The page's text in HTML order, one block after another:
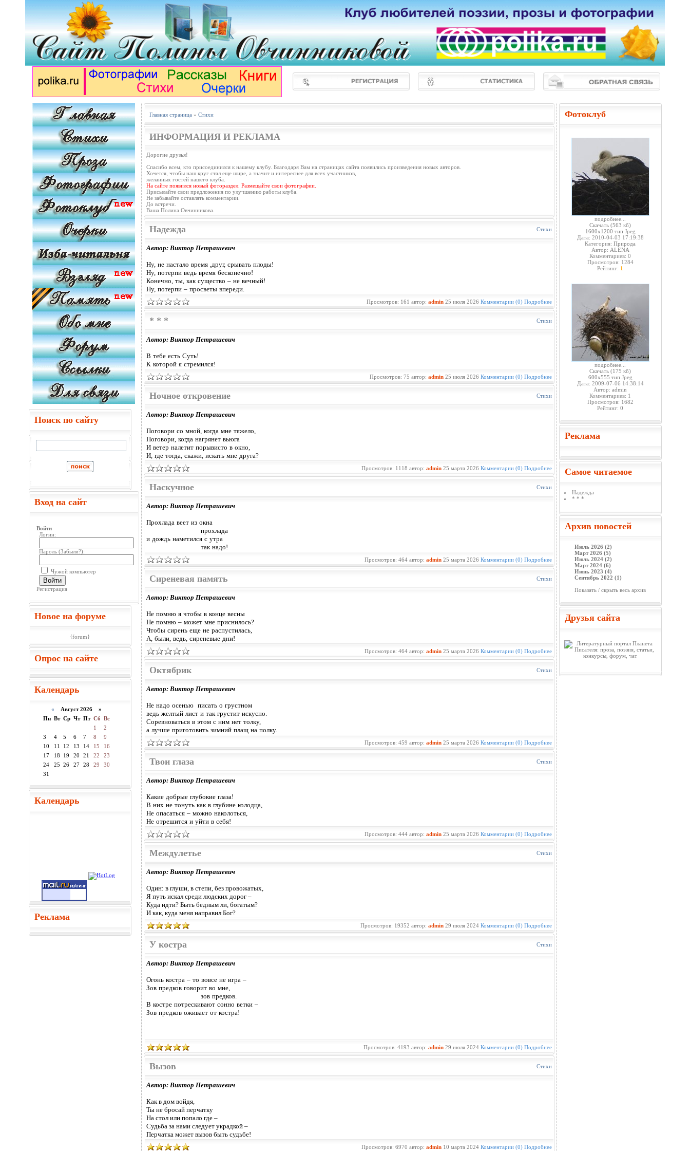
Поиск по сайту
Вход на сайт
Войти
Логин:
Пароль (Забыли?):
Чужой компьютер
Войти
Регистрация
Новое на форуме
{forum}
Опрос на сайте
Календарь
« Август 2026 »
Пн Вт Ср Чт Пт Сб Вс
1
2
3
4 5 6 7 8
9
10
11 12 13 14 15
16
17
18 19 20 21 22
23
24
25 26 27 28 29
30
31
Календарь
Реклама
Главная страница » Стихи
ИНФОРМАЦИЯ И РЕКЛАМА
Дорогие друзья!
Спасибо всем, кто присоединился к нашему клубу. Благодаря Вам на страницах сайта появились произведения новых авторов.
Хочется, чтобы наш круг стал еще шире, а значит и интереснее для всех участников,
желанных гостей нашего клуба.
На сайте появился новый фотораздел. Размещайте свои фотографии.
Присылайте свои предложения по улучшению работы клуба.
Не забывайте оставлять комментарии.
До встречи.
Ваша Полина Овчинникова.
Надежда Стихи
Автор: Виктор Петрашевич
Ну, не настало время ,друг, срывать плоды!
Ну, потерпи ведь время бесконечно!
Конечно, ты, как существо – не вечный!
Ну, потерпи – просветы впереди.
Просмотров: 161 автор: admin25 июля 2026 Комментарии (0) Подробнее
* * * Стихи
Автор: Виктор Петрашевич
В тебе есть Суть!
К которой я стремился!
Просмотров: 75 автор: admin25 июля 2026 Комментарии (0) Подробнее
Ночное откровение Стихи
Автор: Виктор Петрашевич
Поговори со мной, когда мне тяжело,
Поговори, когда нагрянет вьюга
И ветер налетит порывисто в окно,
И, где тогда, скажи, искать мне друга?
Просмотров: 1118 автор: admin25 марта 2026 Комментарии (0) Подробнее
Наскучное Стихи
Автор: Виктор Петрашевич
Прохлада веет из окна
прохлада
и дождь наметился с утра
так надо!
Просмотров: 464 автор: admin25 марта 2026 Комментарии (0) Подробнее
Сиреневая память Стихи
Автор: Виктор Петрашевич
Не помню я чтобы в конце весны
Не помню – может мне приснилось?
Чтобы сирень еще не распустилась,
А, были, ведь, сиреневые дни!
Просмотров: 464 автор: admin25 марта 2026 Комментарии (0) Подробнее
Октябрик Стихи
Автор: Виктор Петрашевич
Не надо осенью писать о грустном
ведь желтый лист и так грустит искусно.
Соревноваться в этом с ним нет толку,
а лучше приготовить зимний плащ на полку.
Просмотров: 459 автор: admin25 марта 2026 Комментарии (0) Подробнее
Твои глаза Стихи
Автор: Виктор Петрашевич
Какие добрые глубокие глаза!
В них не тонуть как в глубине колодца,
Не опасаться – можно наколоться,
Не отрешится и уйти в себя!
Просмотров: 444 автор: admin25 марта 2026 Комментарии (0) Подробнее
Междулетье Стихи
Автор: Виктор Петрашевич
Один: в глуши, в степи, без провожатых,
Я путь искал среди людских дорог –
Куда идти? Быть бедным ли, богатым?
И как, куда меня направил Бог?
Просмотров: 19352 автор: admin29 июля 2024 Комментарии (0) Подробнее
У костра Стихи
Автор: Виктор Петрашевич
Огонь костра – то вовсе не игра –
Зов предков говорит во мне,
зов предков.
В костре потрескивают сонно ветки –
Зов предков оживает от костра!
Просмотров: 4193 автор: admin29 июля 2024 Комментарии (0) Подробнее
Вызов Стихи
Автор: Виктор Петрашевич
Как в дом войдя,
Ты не бросай перчатку
На стол или попало где –
Судьба за нами следует украдкой –
Перчатка может вызов быть судьбе!
Просмотров: 6970 автор: admin10 марта 2024 Комментарии (0) Подробнее
Фотоклуб
подробнее...
Скачать (563 кб)
1600x1200 тип Jpeg
Дата: 2010-04-03 17:19:38
Категория: Природа
Автор: ALENA
Комментариев: 0
Просмотров: 1284
Рейтинг: 1
подробнее...
Скачать (175 кб)
600x555 тип Jpeg
Дата: 2009-07-06 14:38:14
Автор: admin
Комментариев: 1
Просмотров: 1682
Рейтинг: 0
Реклама
Самое читаемое
Надежда
* * *
Архив новостей
Июль 2026 (2)
Март 2026 (5)
Июль 2024 (2)
Март 2024 (6)
Июнь 2023 (4)
Сентябрь 2022 (1)
Показать / скрыть весь архив
Друзья сайта